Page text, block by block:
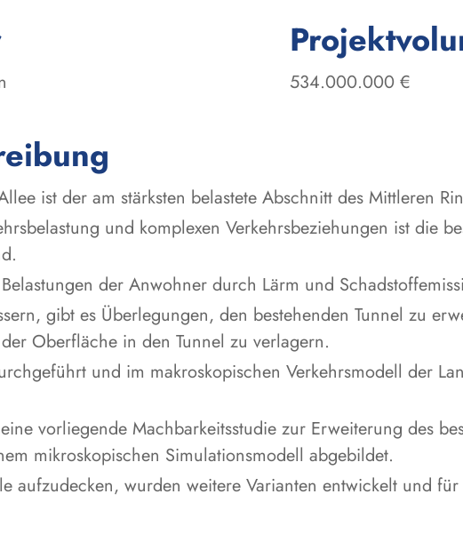
534.000.000 €
ist der am stärksten belastete Abschnitt des Mittleren
und komplexen Verkehrsbeziehungen ist die
der Anwohner durch Lärm und
gibt es Überlegungen, den bestehenden Tunnel zu
Oberfläche in den Tunnel zu verlagern.
und im makroskopischen Verkehrsmodell der
vorliegende Machbarkeitsstudie zur Erweiterung des
mikroskopischen Simulationsmodell abgebildet.
aufzudecken, wurden weitere Varianten entwickelt und